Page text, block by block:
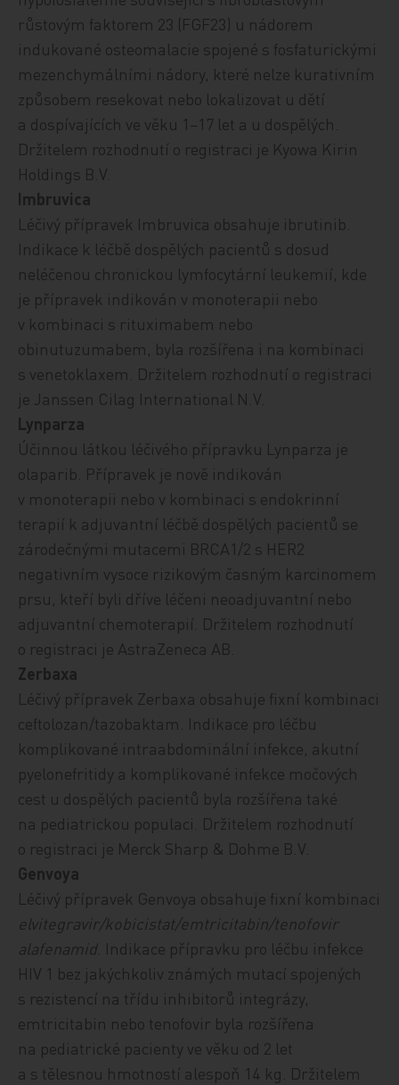
růstovým faktorem 23 (FGF23) u nádorem
indukované osteomalacie spojené s fosfaturickými
mezenchymálními nádory, které nelze kurativním
způsobem resekovat nebo lokalizovat u dětí
a dospívajících ve věku 1−17 let a u dospělých.
Držitelem rozhodnutí o registraci je Kyowa Kirin
Holdings B.V.
Imbruvica
Léčivý přípravek Imbruvica obsahuje ibrutinib.
Indikace k léčbě dospělých pacientů s dosud
neléčenou chronickou lymfocytární leukemií, kde
je přípravek indikován v monoterapii nebo
v kombinaci s rituximabem nebo
obinutuzumabem, byla rozšířena i na kombinaci
s venetoklaxem. Držitelem rozhodnutí o registraci
je Janssen Cilag International N.V.
Lynparza
Účinnou látkou léčivého přípravku Lynparza je
olaparib. Přípravek je nově indikován
v monoterapii nebo v kombinaci s endokrinní
terapií k adjuvantní léčbě dospělých pacientů se
zárodečnými mutacemi BRCA1/2 s HER2
negativním vysoce rizikovým časným karcinomem
prsu, kteří byli dříve léčeni neoadjuvantní nebo
adjuvantní chemoterapií. Držitelem rozhodnutí
o registraci je AstraZeneca AB.
Zerbaxa
Léčivý přípravek Zerbaxa obsahuje fixní kombinaci
ceftolozan/tazobaktam. Indikace pro léčbu
komplikované intraabdominální infekce, akutní
pyelonefritidy a komplikované infekce močových
cest u dospělých pacientů byla rozšířena také
na pediatrickou populaci. Držitelem rozhodnutí
o registraci je Merck Sharp & Dohme B.V.
Genvoya
Léčivý přípravek Genvoya obsahuje fixní kombinaci
elvitegravir/kobicistat/emtricitabin/tenofovir
alafenamid. Indikace přípravku pro léčbu infekce
HIV 1 bez jakýchkoliv známých mutací spojených
s rezistencí na třídu inhibitorů integrázy,
emtricitabin nebo tenofovir byla rozšířena
na pediatrické pacienty ve věku od 2 let
a s tělesnou hmotností alespoň 14 kg . Držitelem